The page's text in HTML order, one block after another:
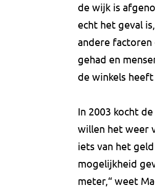
de wijk is
echt het geval
andere factoren
gehad en
de winkels heeft
In 2003 kocht
willen het weer
iets van het
mogelijkheid
meter,“ weet